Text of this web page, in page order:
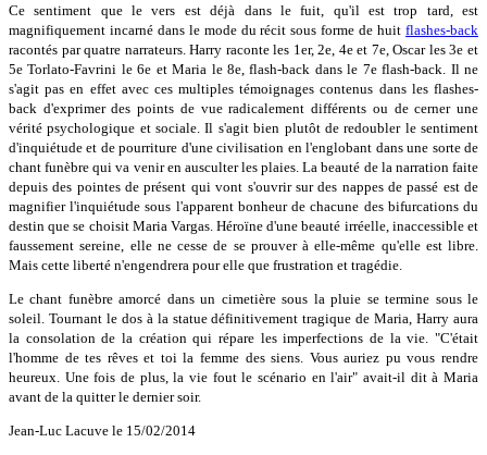
Ce sentiment que le vers est déjà dans le fuit, qu'il est trop tard, est
magnifiquement incarné dans le mode du récit sous forme de huit flashes-back
racontés par quatre narrateurs. Harry raconte les 1er, 2e, 4e et 7e, Oscar les 3e et
5e Torlato-Favrini le 6e et Maria le 8e, flash-back dans le 7e flash-back. Il ne
s'agit pas en effet avec ces multiples témoignages contenus dans les flashes-
back d'exprimer des points de vue radicalement différents ou de cerner une
vérité psychologique et sociale. Il s'agit bien plutôt de redoubler le sentiment
d'inquiétude et de pourriture d'une civilisation en l'englobant dans une sorte de
chant funèbre qui va venir en ausculter les plaies. La beauté de la narration faite
depuis des pointes de présent qui vont s'ouvrir sur des nappes de passé est de
magnifier l'inquiétude sous l'apparent bonheur de chacune des bifurcations du
destin que se choisit Maria Vargas. Héroïne d'une beauté irréelle, inaccessible et
faussement sereine, elle ne cesse de se prouver à elle-même qu'elle est libre.
Mais cette liberté n'engendrera pour elle que frustration et tragédie.
Le chant funèbre amorcé dans un cimetière sous la pluie se termine sous le
soleil. Tournant le dos à la statue définitivement tragique de Maria, Harry aura
la consolation de la création qui répare les imperfections de la vie. "C'était
l'homme de tes rêves et toi la femme des siens. Vous auriez pu vous rendre
heureux. Une fois de plus, la vie fout le scénario en l'air" avait-il dit à Maria
avant de la quitter le dernier soir.
Jean-Luc Lacuve le 15/02/2014